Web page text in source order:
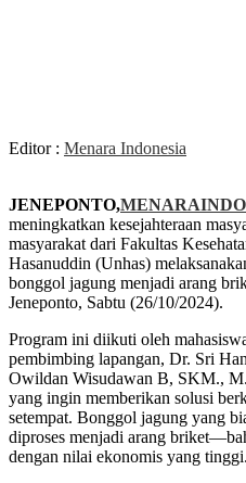
Editor : Menara Indonesia
JENEPONTO,
meningkatkan kesejahteraan
masyarakat dari Fakultas
Hasanuddin (Unhas)
bonggol jagung menjadi arang
Jeneponto, Sabtu (26/10/2024).
Program ini diikuti oleh
pembimbing lapangan, Dr. Sri
Owildan Wisudawan B, SKM.,
yang ingin memberikan solusi
setempat. Bonggol jagung yang
diproses menjadi arang
dengan nilai ekonomis yang tinggi.